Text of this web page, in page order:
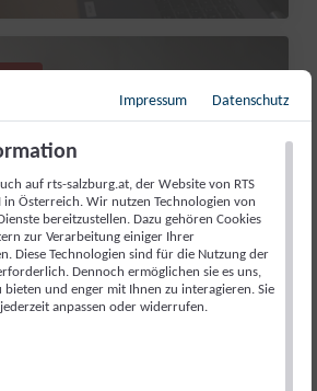
LIEBLINGSTIER
Impressum Datenschutz
auf rts-salzburg.at, der Website von RTS
in Österreich. Wir nutzen Technologien von
bereitzustellen. Dazu gehören Cookies
zur Verarbeitung einiger Ihrer
Diese Technologien sind für die Nutzung der
Dennoch ermöglichen sie es uns,
bieten und enger mit Ihnen zu interagieren. Sie
anpassen oder widerrufen.